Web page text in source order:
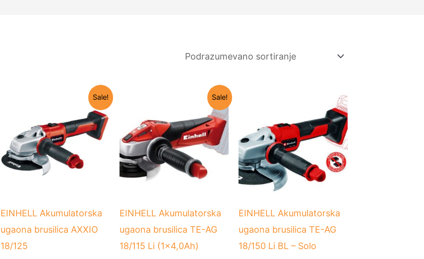
Sale!
EINHELL Akumulatorska
ugaona brusilica AXXIO
18/125
bila:
12.290 RSD.
Trenutna
cena
je:
10.990 RSD.
Sale!
EINHELL Akumulatorska
ugaona brusilica TE-AG
18/115 Li (1×4,0Ah)
bila:
19.990 RSD.
Trenutna
cena
je:
16.990 RSD.
EINHELL Akumulatorska
ugaona brusilica TE-AG
18/150 Li BL – Solo